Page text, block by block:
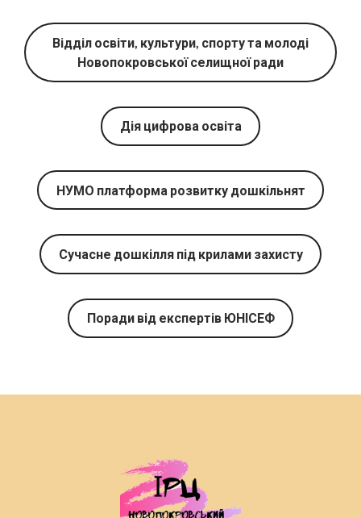
Відділ освіти, культури, спорту та молоді
Новопокровської селищної ради
Дія цифрова освіта
НУМО платформа розвитку дошкільнят
Сучасне дошкілля під крилами захисту
Поради від експертів ЮНІСЕФ